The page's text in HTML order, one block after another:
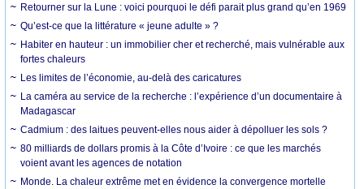
Retourner sur la Lune : voici pourquoi le défi parait plus grand qu’en 1969
Qu’est-ce que la littérature « jeune adulte » ?
Habiter en hauteur : un immobilier cher et recherché, mais vulnérable aux
fortes chaleurs
Les limites de l’économie, au-delà des caricatures
La caméra au service de la recherche : l’expérience d’un documentaire à
Madagascar
Cadmium : des laitues peuvent-elles nous aider à dépolluer les sols ?
80 milliards de dollars promis à la Côte d’Ivoire : ce que les marchés
voient avant les agences de notation
Monde. La chaleur extrême met en évidence la convergence mortelle